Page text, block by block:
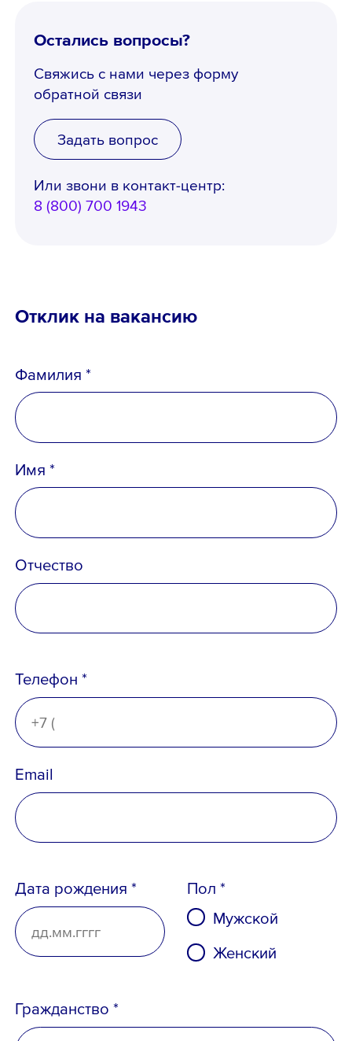
Остались вопросы?
Свяжись с нами через форму
обратной связи
Задать вопрос
Или звони в контакт-центр:
8 (800) 700 1943
Порядком формирования кадрового
персональных данных
Отклик на вакансию
Фамилия *
Имя *
Отчество
Телефон *
Email
Дата рождения *
Пол *
Мужской
Женский
Гражданство *